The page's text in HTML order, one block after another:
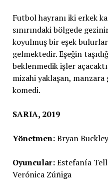
Futbol hayranı iki erkek
sınırındaki bölgede
koyulmuş bir eşek
gelmektedir. Eşeğin
beklenmedik işler
mizahi yaklaşan,
komedi.
SARIA, 2019
Yönetmen:Bryan Buckley
Oyuncular:Estefanía
Verónica Zúñiga